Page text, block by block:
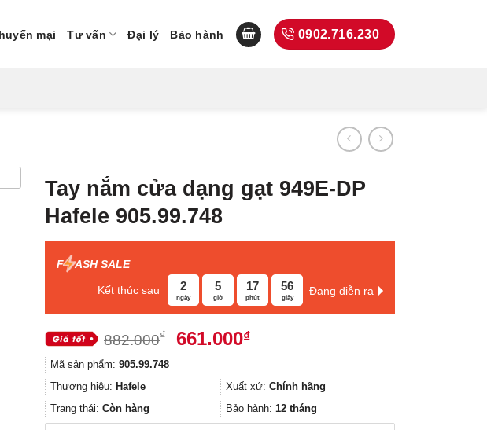
mại Tư vấn Đại lý Bảo hành 0902.716.230
Tay nắm cửa dạng gạt 949E-DP
Hafele 905.99.748
F ASH SALE
Kết thúc sau 2
ngày
5
giờ
17
phút
55
giây
Đang diễn ra
882.000₫
Giá
882.000₫.
661.000₫Giá
là:
661.000₫.
Mã sản phẩm: 905.99.748
Thương hiệu: Hafele Xuất xứ: Chính hãng
Trạng thái: Còn hàng Bảo hành: 12 tháng